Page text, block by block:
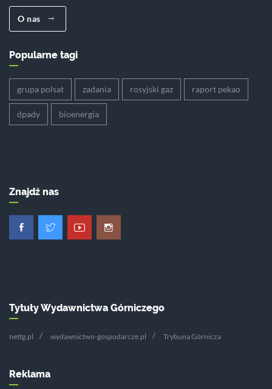
O nas
Popularne tagi
grupa polsat zadania rosyjski gaz raport pekao
dpady bioenergia
Znajdź nas
Tytuły Wydawnictwa Górniczego
nettg.pl wydawnictwo-gospodarcze.pl Trybuna Górnicza
Reklama